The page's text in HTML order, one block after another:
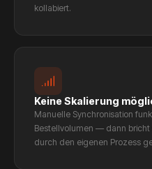
kollabiert.
Keine Skalierung
Manuelle Synchronisation
Bestellvolumen — dann bricht
durch den eigenen Prozess